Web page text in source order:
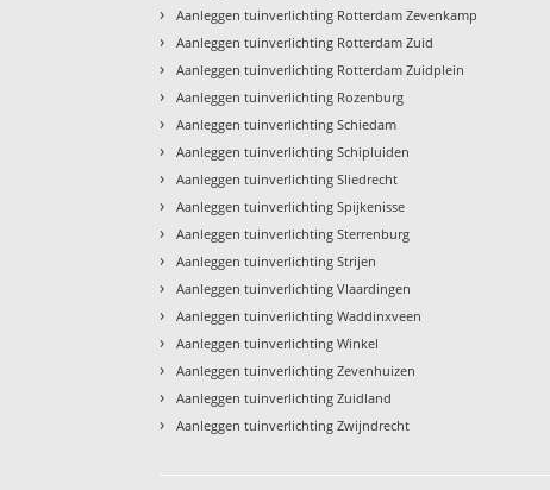
› Aanleggen tuinverlichting Rotterdam Zevenkamp
› Aanleggen tuinverlichting Rotterdam Zuid
› Aanleggen tuinverlichting Rotterdam Zuidplein
› Aanleggen tuinverlichting Rozenburg
› Aanleggen tuinverlichting Schiedam
› Aanleggen tuinverlichting Schipluiden
› Aanleggen tuinverlichting Sliedrecht
› Aanleggen tuinverlichting Spijkenisse
› Aanleggen tuinverlichting Sterrenburg
› Aanleggen tuinverlichting Strijen
› Aanleggen tuinverlichting Vlaardingen
› Aanleggen tuinverlichting Waddinxveen
› Aanleggen tuinverlichting Winkel
› Aanleggen tuinverlichting Zevenhuizen
› Aanleggen tuinverlichting Zuidland
› Aanleggen tuinverlichting Zwijndrecht